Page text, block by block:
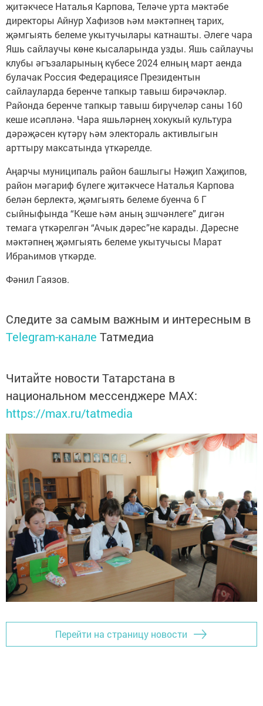
җитәкчесе Наталья Карпова, Теләче урта мәктәбе
директоры Айнур Хафизов һәм мәктәпнең тарих,
җәмгыять белеме укытучылары катнашты. Әлеге чара
Яшь сайлаучы көне кысаларында узды. Яшь сайлаучы
клубы әгъзаларының күбесе 2024 елның март аенда
булачак Россия Федерацияcе Президентын
сайлауларда беренче тапкыр тавыш бирәчәкләр.
Районда беренче тапкыр тавыш бирүчеләр саны 160
кеше исәпләнә. Чара яшьләрнең хокукый культура
дәрәҗәсен күтәрү һәм электораль активлыгын
арттыру максатында үткәрелде.
Аңарчы муниципаль район башлыгы Нәҗип Хаҗипов,
район мәгариф бүлеге җитәкчесе Наталья Карпова
белән берлектә, җәмгыять белеме буенча 6 Г
сыйныфында “Кеше һәм аның эшчәнлеге” дигән
темага үткәрелгән “Ачык дәрес”не карады. Дәресне
мәктәпнең җәмгыять белеме укытучысы Марат
Ибраһимов үткәрде.
Фәнил Гаязов.
Следите за самым важным и интересным в
Telegram-канале Татмедиа
Читайте новости Татарстана в
национальном мессенджере MАХ:
https://max.ru/tatmedia
Перейти на страницу новости